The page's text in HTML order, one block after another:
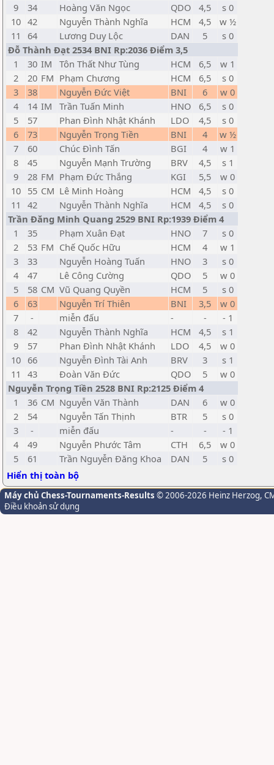
9
34 Hoàng Văn Ngọc QDO 4,5
s 0
10 42 Nguyễn Thành Nghĩa HCM 4,5
w ½
11
64 Lương Duy Lộc DAN 5
s 0
Đỗ Thành Đạt 2534 BNI Rp:2036 Điểm 3,5
1
30 IM Tôn Thất Như Tùng HCM 6,5
w 1
2
20 FM Phạm Chương HCM 6,5
s 0
3
38 Nguyễn Đức Việt BNI 6
w 0
4
14 IM Trần Tuấn Minh HNO 6,5
s 0
5
57 Phan Đình Nhật Khánh LDO 4,5
s 0
6
73 Nguyễn Trọng Tiền BNI 4
w ½
7
60 Chúc Đình Tấn BGI 4
w 1
8
45 Nguyễn Mạnh Trường BRV 4,5
s 1
9
28 FM Phạm Đức Thắng KGI 5,5
w 0
10 55 CM Lê Minh Hoàng HCM 4,5
s 0
11
42 Nguyễn Thành Nghĩa HCM 4,5
s 0
Trần Đăng Minh Quang 2529 BNI Rp:1939 Điểm 4
1
35 Phạm Xuân Đạt HNO 7
s 0
2
53 FM Chế Quốc Hữu HCM 4
w 1
3
33 Nguyễn Hoàng Tuấn HNO 3
s 0
4
47 Lê Công Cường QDO 5
w 0
5
58 CM Vũ Quang Quyền HCM 5
s 0
6
63 Nguyễn Trí Thiên BNI 3,5
w 0
7
- miễn đấu - -
- 1
8
42 Nguyễn Thành Nghĩa HCM 4,5
s 1
9
57 Phan Đình Nhật Khánh LDO 4,5
w 0
10 66 Nguyễn Đình Tài Anh BRV 3
s 1
11
43 Đoàn Văn Đức QDO 5
w 0
Nguyễn Trọng Tiền 2528 BNI Rp:2125 Điểm 4
1
36 CM Nguyễn Văn Thành DAN 6
w 0
2
54 Nguyễn Tấn Thịnh BTR 5
s 0
3
- miễn đấu - -
- 1
4
49 Nguyễn Phước Tâm CTH 6,5
w 0
5
61 Trần Nguyễn Đăng Khoa DAN 5
s 0
Hiển thị toàn bộ
Máy chủ Chess-Tournaments-Results © 2006-2026 Heinz Herzog,
Điều khoản sử dụng